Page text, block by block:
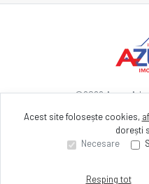
©2026Azura
Site creat în
Acest site folosește cookies,
dorești
Necesare
Resping tot